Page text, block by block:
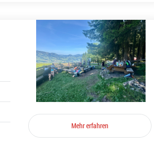
Mehr erfahren